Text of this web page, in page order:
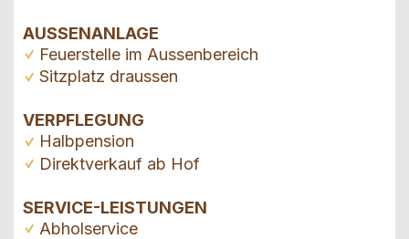
AUSSENANLAGE
Feuerstelle im Aussenbereich
Sitzplatz draussen
VERPFLEGUNG
Halbpension
Direktverkauf ab Hof
SERVICE-LEISTUNGEN
Abholservice